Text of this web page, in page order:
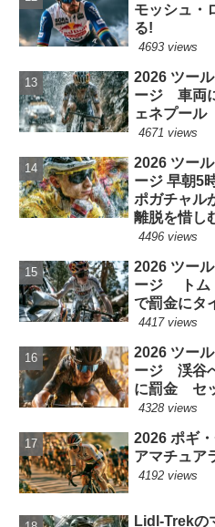
モッシュ・
る!
4693 views
2026 ツー
ージ 車両
ェネプール
4671 views
2026 ツー
ージ 早朝5
ポガチャル
離脱を惜し
4496 views
2026 ツー
ージ トム
で罰金にタ
4417 views
2026 ツー
ージ 渓谷
に罰金 セ
4328 views
2026 ポギ
アマチュア
4192 views
Lidl-Trekの